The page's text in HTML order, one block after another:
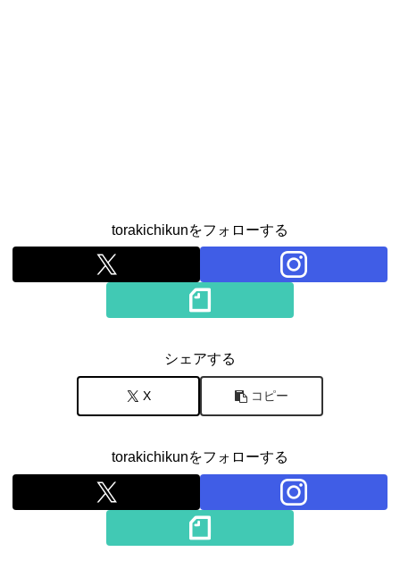
torakichikunをフォローする
シェアする
X コピー
torakichikunをフォローする